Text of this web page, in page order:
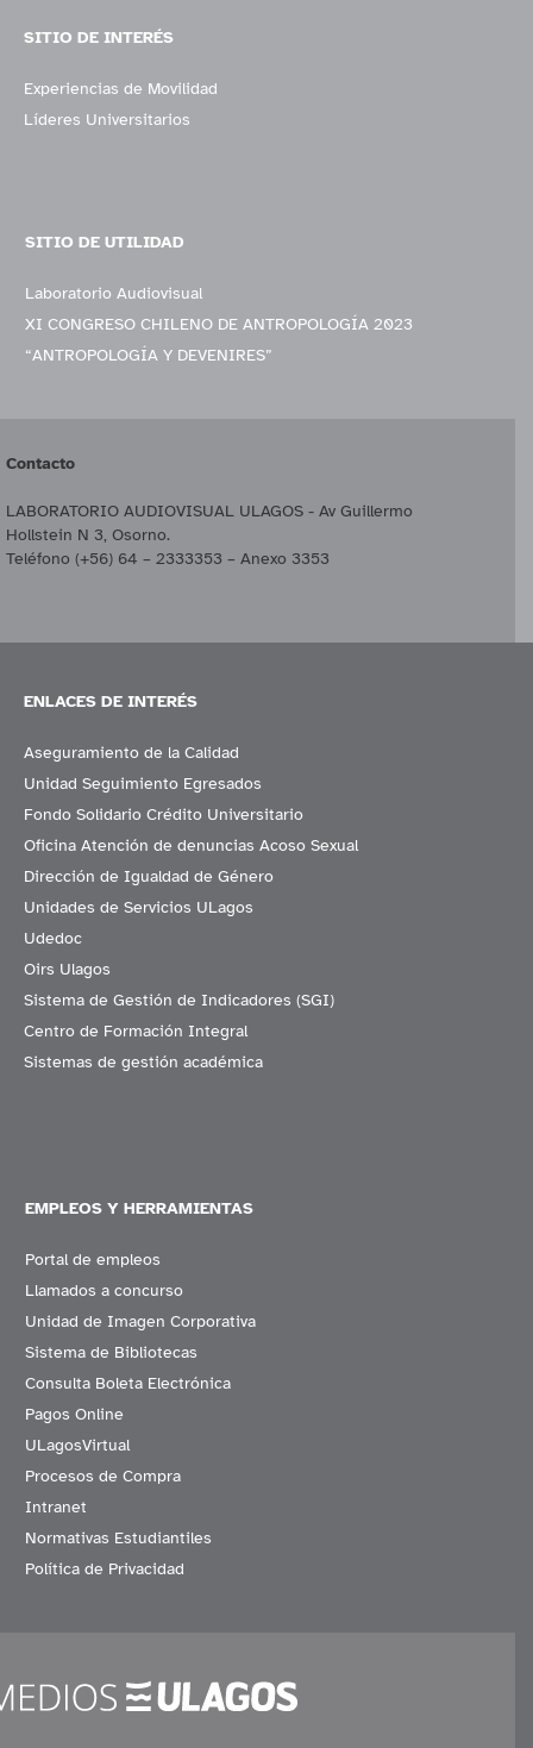
SITIO DE INTERÉS
Experiencias de Movilidad
Líderes Universitarios
SITIO DE UTILIDAD
Laboratorio Audiovisual
XI CONGRESO CHILENO DE ANTROPOLOGÍA 2023
“ANTROPOLOGÍA Y DEVENIRES”
Contacto
LABORATORIO AUDIOVISUAL ULAGOS - Av Guillermo
Hollstein N 3, Osorno.
Teléfono (+56) 64 – 2333353 – Anexo 3353
ENLACES DE INTERÉS
Aseguramiento de la Calidad
Unidad Seguimiento Egresados
Fondo Solidario Crédito Universitario
Oficina Atención de denuncias Acoso Sexual
Dirección de Igualdad de Género
Unidades de Servicios ULagos
Udedoc
Oirs Ulagos
Sistema de Gestión de Indicadores (SGI)
Centro de Formación Integral
Sistemas de gestión académica
EMPLEOS Y HERRAMIENTAS
Portal de empleos
Llamados a concurso
Unidad de Imagen Corporativa
Sistema de Bibliotecas
Consulta Boleta Electrónica
Pagos Online
ULagosVirtual
Procesos de Compra
Intranet
Normativas Estudiantiles
Política de Privacidad